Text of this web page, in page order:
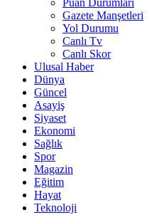
Puan Durumları
Gazete Manşetleri
Yol Durumu
Canlı Tv
Canlı Skor
Ulusal Haber
Dünya
Güncel
Asayiş
Siyaset
Ekonomi
Sağlık
Spor
Magazin
Eğitim
Hayat
Teknoloji